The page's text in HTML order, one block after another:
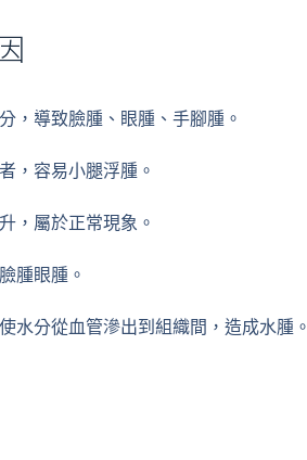
，導致臉腫、眼腫、手腳腫。
，容易小腿浮腫。
，屬於正常現象。
腫眼腫。
水分從血管滲出到組織間，造成水腫。